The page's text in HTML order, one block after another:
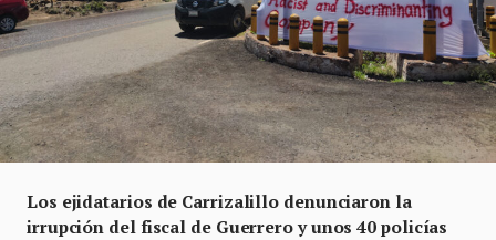
Los ejidatarios de Carrizalillo denunciaron la
irrupción del fiscal de Guerrero y unos 40 policías